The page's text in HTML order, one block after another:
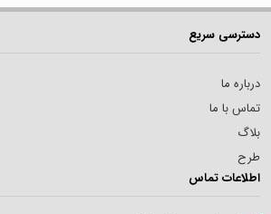
دسترسی سریع
درباره ما
تماس با ما
بلاگ
طرح
اطلاعات تماس